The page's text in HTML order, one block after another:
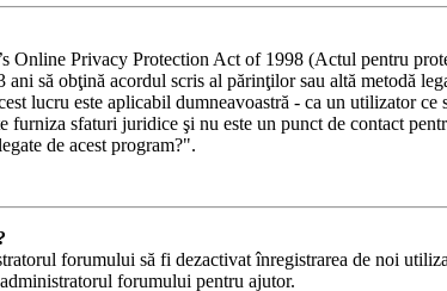
Online Privacy Protection Act of 1998 (Actul pentru
ani să obţină acordul scris al părinţilor sau altă metodă
lucru este aplicabil dumneavoastră - ca un utilizator
furniza sfaturi juridice şi nu este un punct de contact
de acest program?".
forumului să fi dezactivat înregistrarea de noi
forumului pentru ajutor.